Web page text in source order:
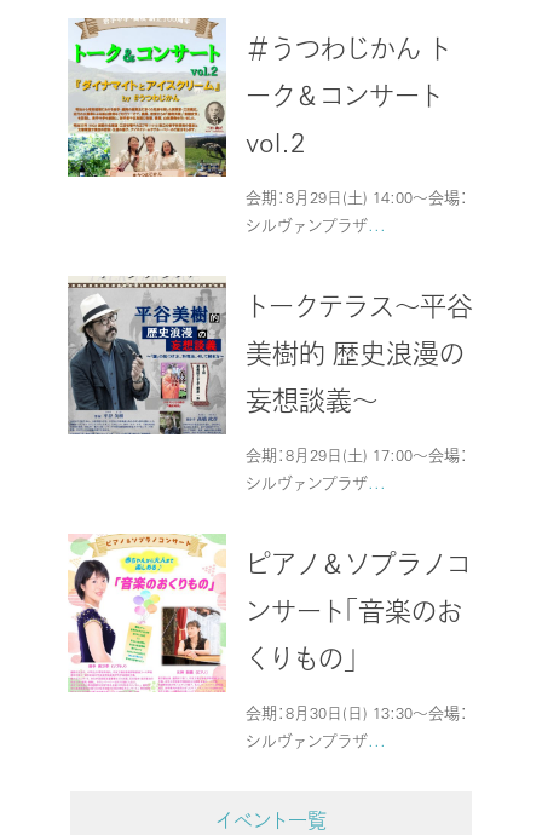
＃うつわじかん ト
ーク＆コンサート
vol.2
会期：8月29日(土) 14:00～会場：
シルヴァンプラザ...
トークテラス～平谷
美樹的 歴史浪漫の
妄想談義～
会期：8月29日(土) 17:00～会場：
シルヴァンプラザ...
ピアノ＆ソプラノコ
ンサート「音楽のお
くりもの」
会期：8月30日(日) 13:30～会場：
シルヴァンプラザ...
イベント一覧